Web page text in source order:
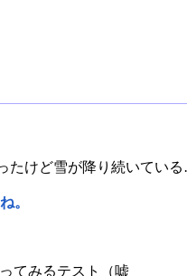
たけど雪が降り続いている
。
てみるテスト（嘘